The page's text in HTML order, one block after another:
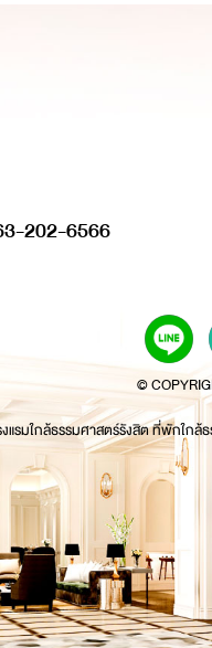
202-6566
©
งแรมใกล้ธรรมศาสตร์รังสิต ที่พักใกล้